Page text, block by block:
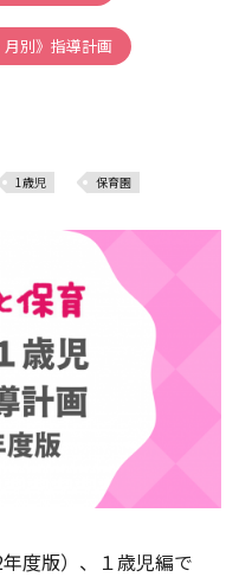
別》指導計画
1歳児 保育園
度版）、１歳児編で